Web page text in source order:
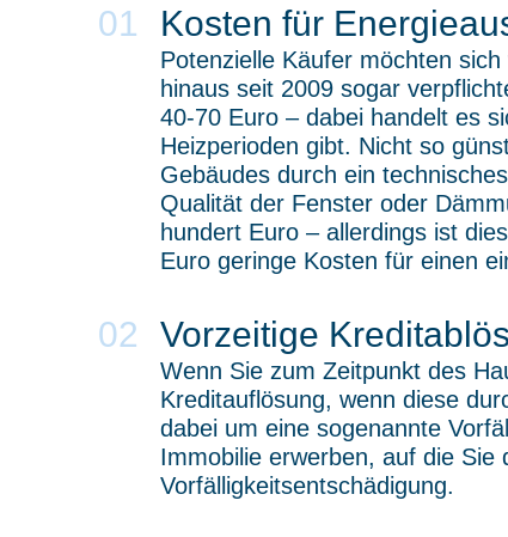
Kosten für
Potenzielle Käufer möchten
hinaus seit 2009 sogar
40-70 Euro – dabei handelt es
Heizperioden gibt. Nicht so
Gebäudes durch ein
Qualität der Fenster oder
hundert Euro – allerdings ist
Euro geringe Kosten für einen
Vorzeitige
Wenn Sie zum Zeitpunkt des
Kreditauflösung, wenn diese
dabei um eine sogenannte
Immobilie erwerben, auf die Sie
Vorfälligkeitsentschädigung.